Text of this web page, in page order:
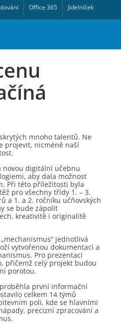
Office 365 Jídelníček
mnoho talentů. Ne
projevit, nicméně naší
novou digitální učebnu
aby dala možnost
Při této příležitosti byla
pro všechny třídy 1. – 3.
a 1. a 2. ročníku učňovských
se bude zápolit
kreativitě i originalitě
jednotlivá
vytvořenou dokumentací a
Pro prezentaci
přičemž celý projekt budou
porotou.
první informační
celkem 14 týmů
poli, kde se hlavními
precizní zpracování a